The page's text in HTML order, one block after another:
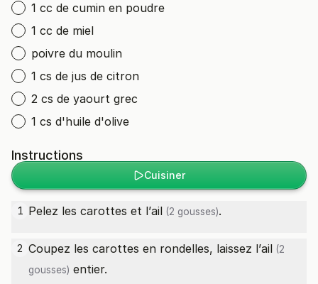
1 cc de cumin en poudre
1 cc de miel
poivre du moulin
1 cs de jus de citron
2 cs de yaourt grec
1 cs d'huile d'olive
Instructions
Cuisiner
1 Pelez les carottes et l’ail (2 gousses).
2 Coupez les carottes en rondelles, laissez l’ail (2
gousses) entier.